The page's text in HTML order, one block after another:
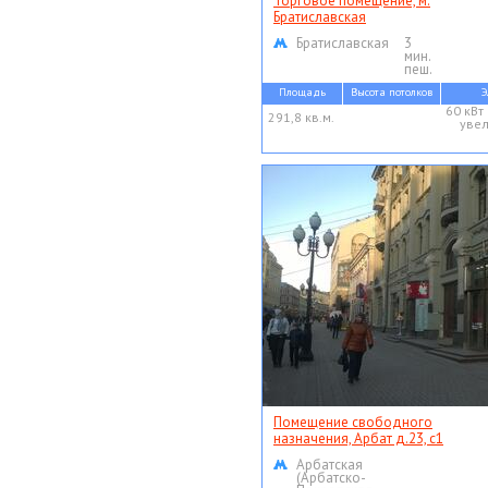
Братиславская
Братиславская
3
мин.
пеш.
Площадь Высота потолков
291,8 кв.м.
60
Помещение свободного
назначения, Арбат д.23, с1
Арбатская
(Арбатско-